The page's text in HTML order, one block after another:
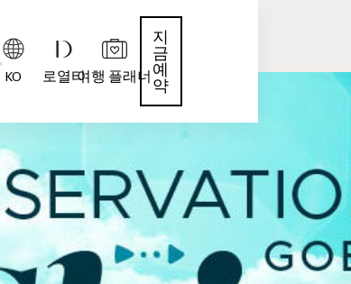
KO
로열티여행 플래너
지
금
예
약